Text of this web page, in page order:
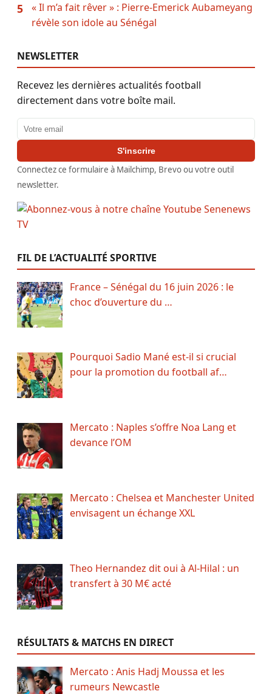
5
« Il m’a fait rêver » : Pierre-Emerick Aubameyang
révèle son idole au Sénégal
NEWSLETTER
Recevez les dernières actualités football
directement dans votre boîte mail.
Adresse email
S'inscrire
Connectez ce formulaire à Mailchimp, Brevo ou votre outil
newsletter.
FIL DE L’ACTUALITÉ SPORTIVE
France – Sénégal du 16 juin 2026 : le
choc d’ouverture du …
Pourquoi Sadio Mané est-il si crucial
pour la promotion du football af…
Mercato : Naples s’offre Noa Lang et
devance l’OM
Mercato : Chelsea et Manchester United
envisagent un échange XXL
Theo Hernandez dit oui à Al-Hilal : un
transfert à 30 M€ acté
RÉSULTATS & MATCHS EN DIRECT
Mercato : Anis Hadj Moussa et les
rumeurs Newcastle